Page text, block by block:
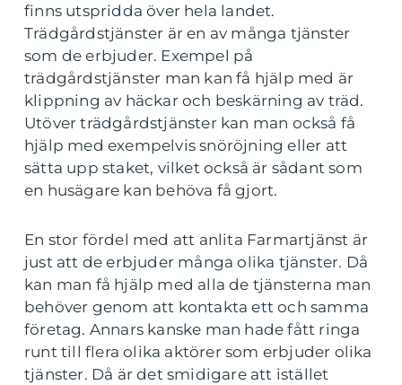
finns utspridda över hela landet.
Trädgårdstjänster är en av många tjänster
som de erbjuder. Exempel på
trädgårdstjänster man kan få hjälp med är
klippning av häckar och beskärning av träd.
Utöver trädgårdstjänster kan man också få
hjälp med exempelvis snöröjning eller att
sätta upp staket, vilket också är sådant som
en husägare kan behöva få gjort.
En stor fördel med att anlita Farmartjänst är
just att de erbjuder många olika tjänster. Då
kan man få hjälp med alla de tjänsterna man
behöver genom att kontakta ett och samma
företag. Annars kanske man hade fått ringa
runt till flera olika aktörer som erbjuder olika
tjänster. Då är det smidigare att istället